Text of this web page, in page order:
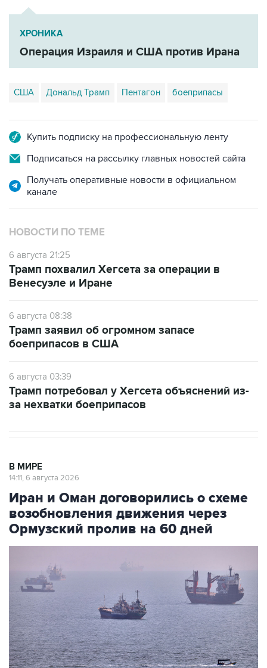
ХРОНИКА
Операция Израиля и США против Ирана
США Дональд Трамп Пентагон боеприпасы
Купить подписку на профессиональную ленту
Подписаться на рассылку главных новостей сайта
Получать оперативные новости в официальном
канале
НОВОСТИ ПО ТЕМЕ
6 августа 21:25
Трамп похвалил Хегсета за операции в
Венесуэле и Иране
6 августа 08:38
Трамп заявил об огромном запасе
боеприпасов в США
6 августа 03:39
Трамп потребовал у Хегсета объяснений из-
за нехватки боеприпасов
В МИРЕ
14:11, 6 августа 2026
Иран и Оман договорились о схеме
возобновления движения через
Ормузский пролив на 60 дней